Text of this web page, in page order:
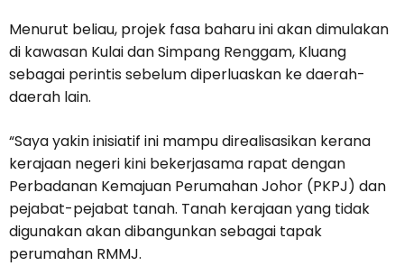
Menurut beliau, projek fasa baharu ini akan dimulakan
di kawasan Kulai dan Simpang Renggam, Kluang
sebagai perintis sebelum diperluaskan ke daerah-
daerah lain.
“Saya yakin inisiatif ini mampu direalisasikan kerana
kerajaan negeri kini bekerjasama rapat dengan
Perbadanan Kemajuan Perumahan Johor (PKPJ) dan
pejabat-pejabat tanah. Tanah kerajaan yang tidak
digunakan akan dibangunkan sebagai tapak
perumahan RMMJ.